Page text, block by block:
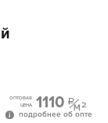
ОПТОВАЯ
ЦЕНА
1110
подробнее об опте